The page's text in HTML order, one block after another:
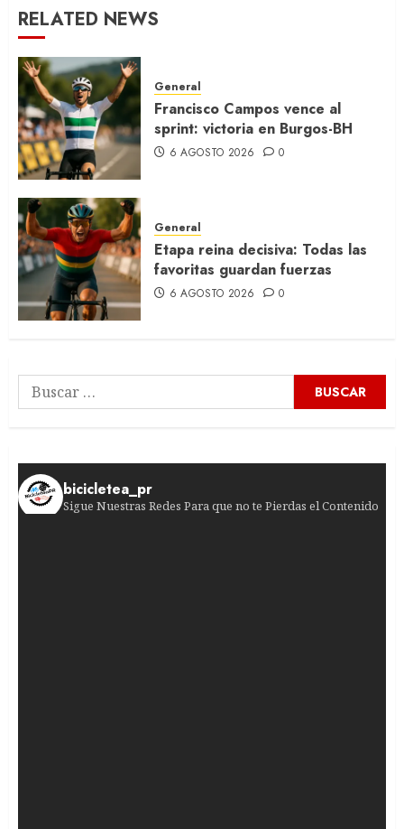
RELATED NEWS
General
Francisco Campos vence al
sprint: victoria en Burgos-BH
6 AGOSTO 2026 0
General
Etapa reina decisiva: Todas las
favoritas guardan fuerzas
6 AGOSTO 2026 0
Buscar:
bicicletea_pr
Sigue Nuestras Redes Para que no te Pierdas el Contenido